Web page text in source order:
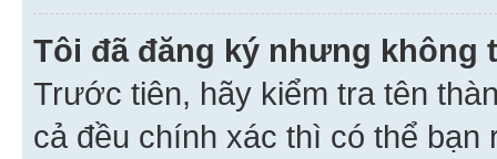
Tôi đã đăng ký nhưng không
Trước tiên, hãy kiểm tra tên
cả đều chính xác thì có thể